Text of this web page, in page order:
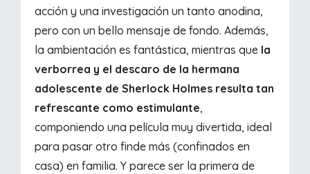
acción y una investigación un tanto anodina,
pero con un bello mensaje de fondo. Además,
la ambientación es fantástica, mientras que la
verborrea y el descaro de la hermana
adolescente de Sherlock Holmes resulta tan
refrescante como estimulante,
componiendo una película muy divertida, ideal
para pasar otro finde más (confinados en
casa) en familia. Y parece ser la primera de